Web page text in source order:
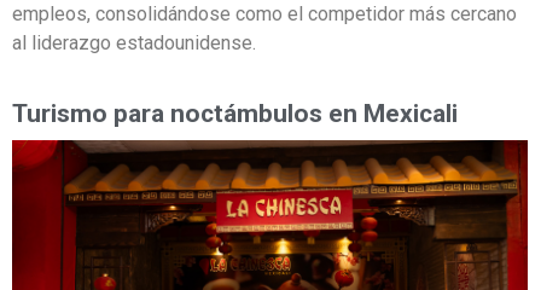
empleos, consolidándose como el competidor más cercano
al liderazgo estadounidense.
Turismo para noctámbulos en Mexicali